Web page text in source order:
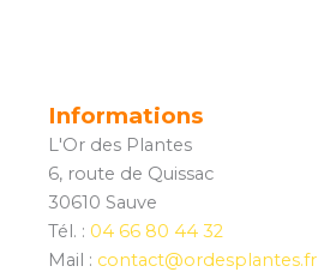
Informations
L'Or des Plantes
6, route de Quissac
30610 Sauve
Tél. : 04 66 80 44 32
Mail : contact@ordesplantes.fr